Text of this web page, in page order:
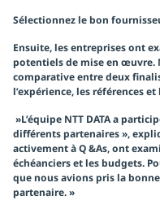
Sélectionnez le bon
Ensuite, les entreprises ont
potentiels de mise en œuvre.
comparative entre deux
l’expérience, les références
»L’équipe NTT DATA a
différents partenaires »,
activement à Q &As, ont
échéanciers et les budgets.
que nous avions pris la
partenaire. »